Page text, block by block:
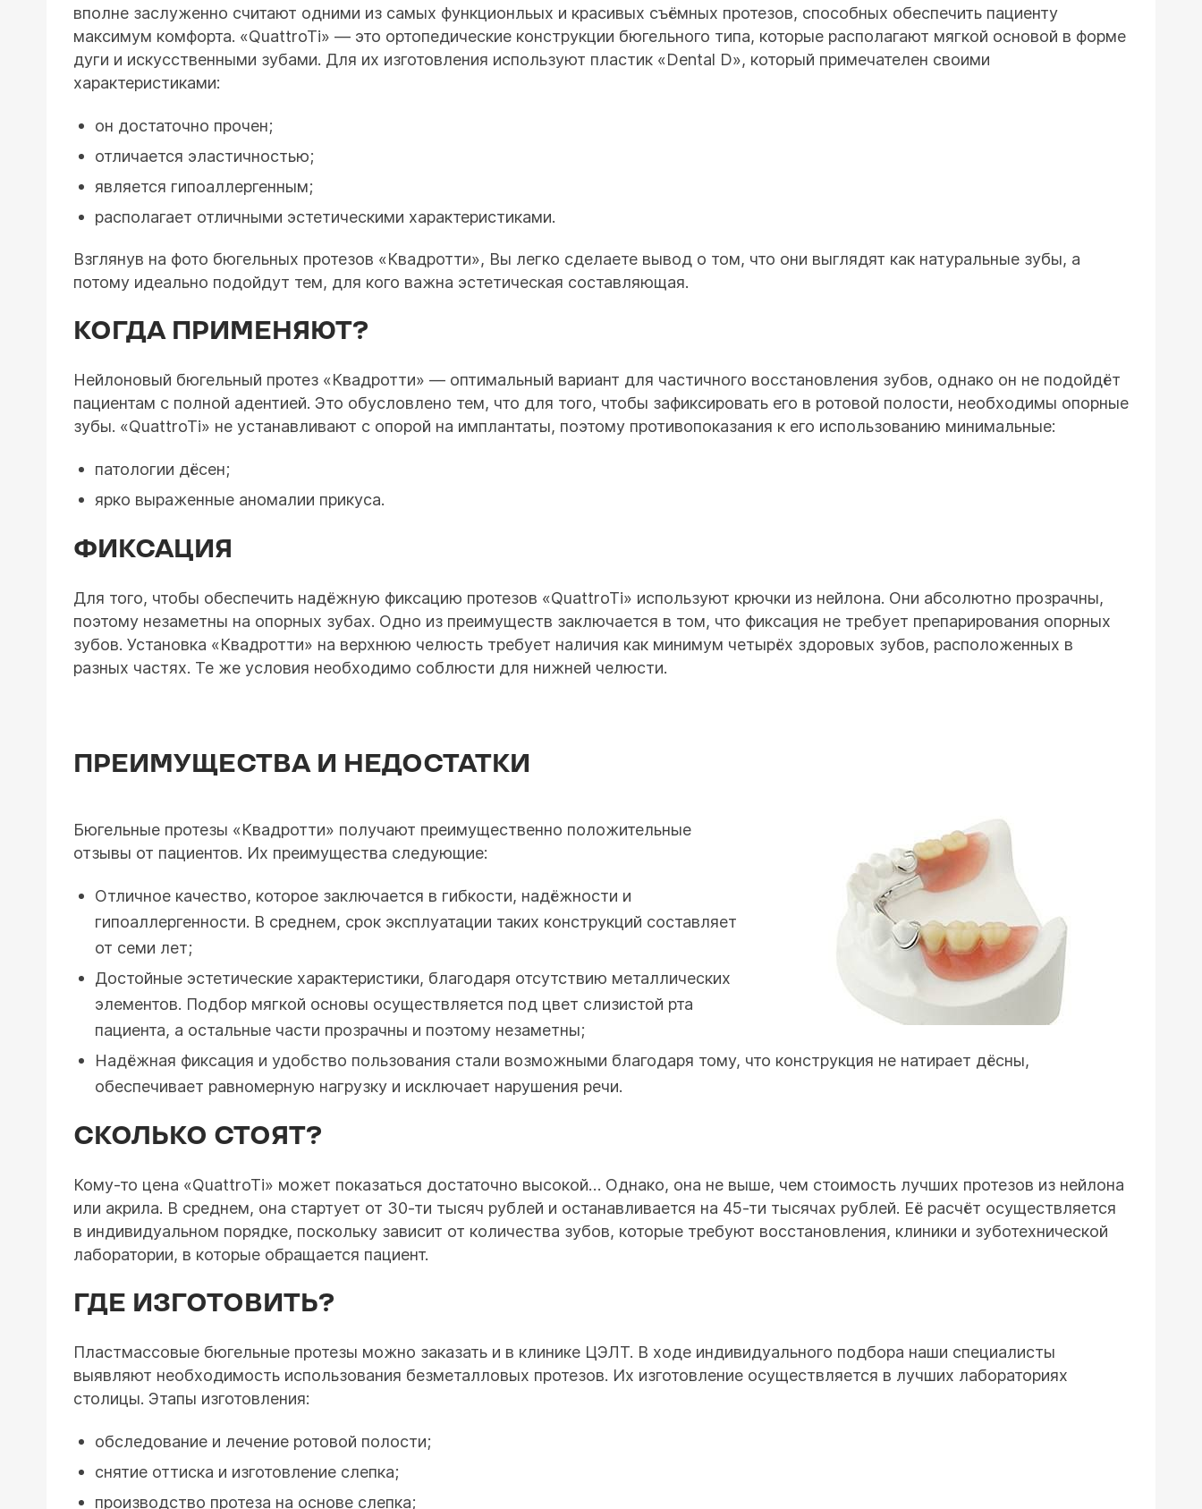
вполне заслуженно считают одними из самых функционльых и красивых съёмных протезов, способных обеспечить пациенту
максимум комфорта. «QuattroTi» — это ортопедические конструкции бюгельного типа, которые располагают мягкой основой в форме
дуги и искусственными зубами. Для их изготовления используют пластик «Dental D», который примечателен своими
характеристиками:
он достаточно прочен;
отличается эластичностью;
является гипоаллергенным;
располагает отличными эстетическими характеристиками.
Взглянув на фото бюгельных протезов «Квадротти», Вы легко сделаете вывод о том, что они выглядят как натуральные зубы, а
потому идеально подойдут тем, для кого важна эстетическая составляющая.
КОГДА ПРИМЕНЯЮТ?
Нейлоновый бюгельный протез «Квадротти» — оптимальный вариант для частичного восстановления зубов, однако он не подойдёт
пациентам с полной адентией. Это обусловлено тем, что для того, чтобы зафиксировать его в ротовой полости, необходимы опорные
зубы. «QuattroTi» не устанавливают с опорой на имплантаты, поэтому противопоказания к его использованию минимальные:
патологии дёсен;
ярко выраженные аномалии прикуса.
ФИКСАЦИЯ
Для того, чтобы обеспечить надёжную фиксацию протезов «QuattroTi» используют крючки из нейлона. Они абсолютно прозрачны,
поэтому незаметны на опорных зубах. Одно из преимуществ заключается в том, что фиксация не требует препарирования опорных
зубов. Установка «Квадротти» на верхнюю челюсть требует наличия как минимум четырёх здоровых зубов, расположенных в
разных частях. Те же условия необходимо соблюсти для нижней челюсти.
ПРЕИМУЩЕСТВА И НЕДОСТАТКИ
Бюгельные протезы «Квадротти» получают преимущественно положительные
отзывы от пациентов. Их преимущества следующие:
Отличное качество, которое заключается в гибкости, надёжности и
гипоаллергенности. В среднем, срок эксплуатации таких конструкций составляет
от семи лет;
Достойные эстетические характеристики, благодаря отсутствию металлических
элементов. Подбор мягкой основы осуществляется под цвет слизистой рта
пациента, а остальные части прозрачны и поэтому незаметны;
Надёжная фиксация и удобство пользования стали возможными благодаря тому, что конструкция не натирает дёсны,
обеспечивает равномерную нагрузку и исключает нарушения речи.
СКОЛЬКО СТОЯТ?
Кому-то цена «QuattroTi» может показаться достаточно высокой… Однако, она не выше, чем стоимость лучших протезов из нейлона
или акрила. В среднем, она стартует от 30-ти тысяч рублей и останавливается на 45-ти тысячах рублей. Её расчёт осуществляется
в индивидуальном порядке, поскольку зависит от количества зубов, которые требуют восстановления, клиники и зуботехнической
лаборатории, в которые обращается пациент.
ГДЕ ИЗГОТОВИТЬ?
Пластмассовые бюгельные протезы можно заказать и в клинике ЦЭЛТ. В ходе индивидуального подбора наши специалисты
выявляют необходимость использования безметалловых протезов. Их изготовление осуществляется в лучших лабораториях
столицы. Этапы изготовления:
обследование и лечение ротовой полости;
снятие оттиска и изготовление слепка;
производство протеза на основе слепка;